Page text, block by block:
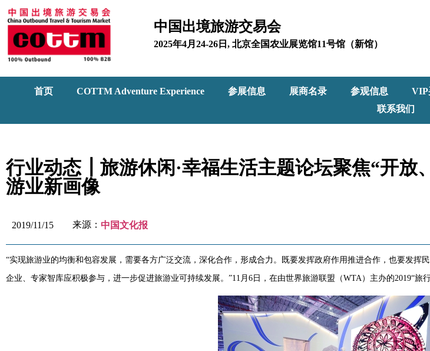
中国出境旅游交易会
2025年4月24-26日, 北京全国农业展览馆11号馆（新馆）
首页 COTTM Adventure Experience 参展信息 展商名录 参观信息 VIP
联系我们
行业动态┃旅游休闲·幸福生活主题论坛聚焦“开放
游业新画像
2019/11/15 来源： 中国文化报
“实现旅游业的均衡和包容发展，需要各方广泛交流，深化合作，形成合力。既要发挥政府作用推进合作，也要发挥
企业、专家智库应积极参与，进一步促进旅游业可持续发展。”11月6日，在由世界旅游联盟（WTA）主办的2019“旅